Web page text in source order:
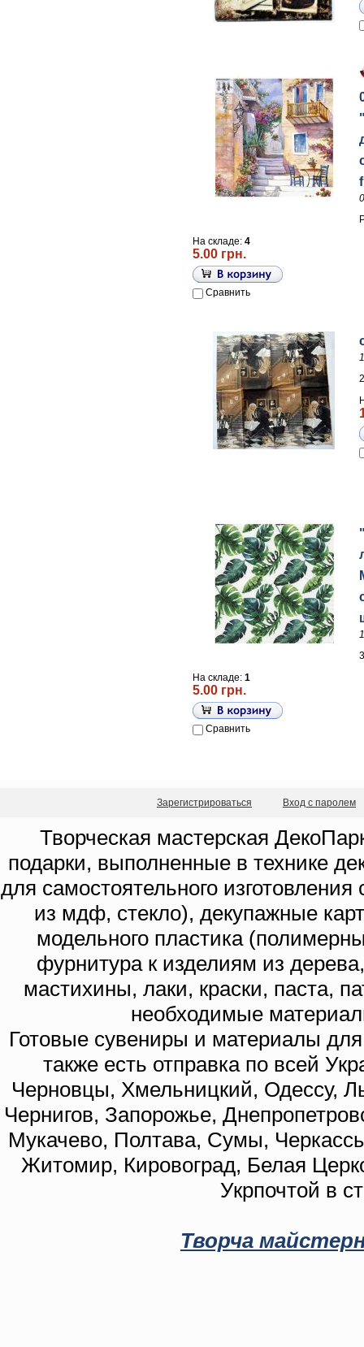
На складе: 4
5.00 грн.
Сравнить
На складе: 1
5.00 грн.
Сравнить
Зарегистрироваться Вход с паролем
Творческая мастерская
подарки, выполненные в технике
для самостоятельного
из мдф, стекло), декупажные
модельного пластика
фурнитура к изделиям из
мастихины, лаки, краски, паста,
необходимые
Готовые сувениры и материалы
также есть отправка по всей
Черновцы, Хмельницкий, Одессу,
Чернигов, Запорожье,
Мукачево, Полтава, Сумы,
Житомир, Кировоград, Белая
Укрпочтой в
Творча